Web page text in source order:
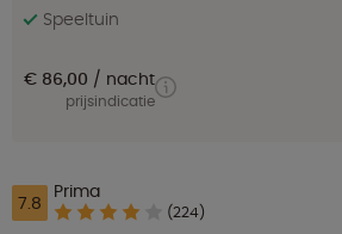
Speeltuin
€ 86,00 nacht
prijsindicatie
7.8 Prima
(224)